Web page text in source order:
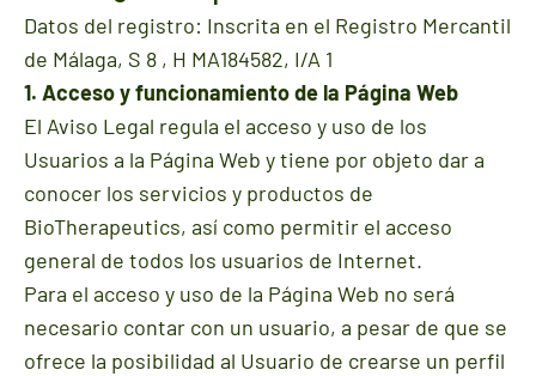
Datos del registro: Inscrita en el Registro Mercantil
de Málaga, S 8 , H MA184582, I/A 1
1. Acceso y funcionamiento de la Página Web
El Aviso Legal regula el acceso y uso de los
Usuarios a la Página Web y tiene por objeto dar a
conocer los servicios y productos de
BioTherapeutics, así como permitir el acceso
general de todos los usuarios de Internet.
Para el acceso y uso de la Página Web no será
necesario contar con un usuario, a pesar de que se
ofrece la posibilidad al Usuario de crearse un perfil